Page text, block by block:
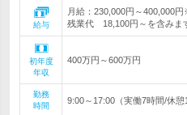
給与
月給：230,000円～400,000
残業代 18,100円～を含みま
初年度
年収
400万円～600万円
勤務
時間
9:00～17:00（実働7時間/休